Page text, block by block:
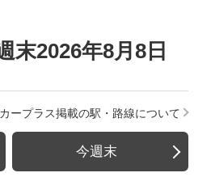
末2026年8月8日
ープラス掲載の駅・路線について
今週末